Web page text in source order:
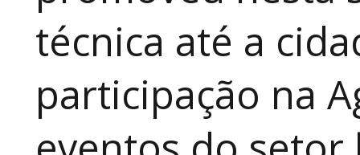
técnica até a
participação na